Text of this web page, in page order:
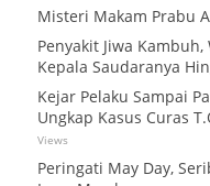
Misteri Makam Prabu
Penyakit Jiwa
Kepala Saudaranya
Kejar Pelaku Sampai
Ungkap Kasus Curas
Views
Peringati May Day,